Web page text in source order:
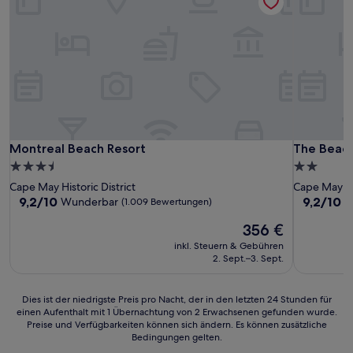
Montreal Beach Resort
Montreal Beach Resort
3.5-
Sterne-
Unterkunft
Cape May Historic District
9.2
9,2/10 Wunderbar (1.009 Bewertungen)
Der
Preis
beträgt
356 €
inkl. Steuern & Gebühren
2. Sept.–3. Sept.
The
The
2.0-
Sterne-
Cape May
9.2
9,2/10
Dies
ist
Dies ist der niedrigste Preis pro Nacht, der in den letzten 24 Stunden für
einen Aufenthalt mit 1 Übernachtung von 2 Erwachsenen gefunden wurde.
Preise und Verfügbarkeiten können sich ändern. Es können zusätzliche
Bedingungen gelten.